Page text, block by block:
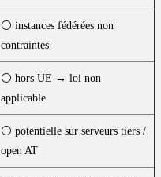
⚪ instances fédérées non
contraintes
⚪ hors UE → loi non
applicable
⚪ potentielle sur serveurs tiers /
open AT